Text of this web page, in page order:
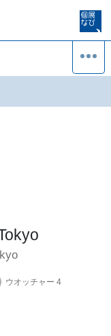
ウオッチャー 4